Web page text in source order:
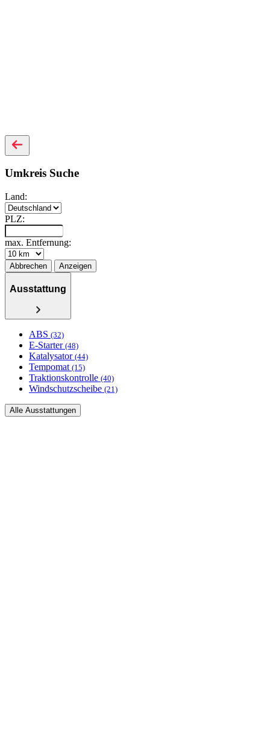
Umkreis Suche
Land:
PLZ:
max. Entfernung:
Abbrechen Anzeigen
Ausstattung
ABS (32)
E-Starter (48)
Katalysator (44)
Tempomat (15)
Traktionskontrolle (40)
Windschutzscheibe (21)
Alle Ausstattungen